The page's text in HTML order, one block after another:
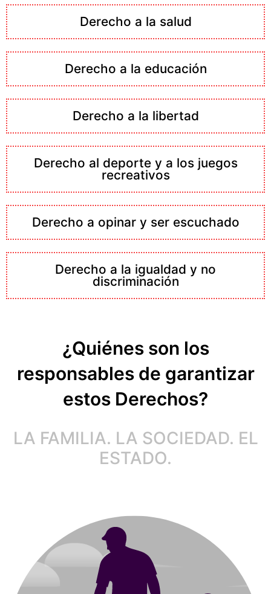
Derecho a la salud
Derecho a la educación
Derecho a la libertad
Derecho al deporte y a los juegos
recreativos
Derecho a opinar y ser escuchado
Derecho a la igualdad y no
discriminación
¿Quiénes son los
responsables de garantizar
estos Derechos?
LA FAMILIA. LA SOCIEDAD. EL
ESTADO.